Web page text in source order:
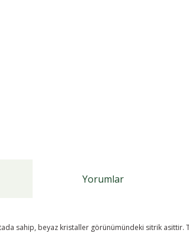
Yorumlar
sahip, beyaz kristaller görünümündeki sitrik asittir.